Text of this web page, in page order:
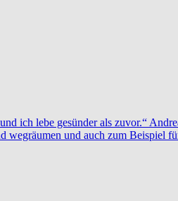
ich lebe gesünder als zuvor.“
und auch zum Beispiel